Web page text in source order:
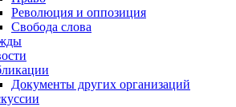
Революция и оппозиция
Свобода слова
Документы других организаций